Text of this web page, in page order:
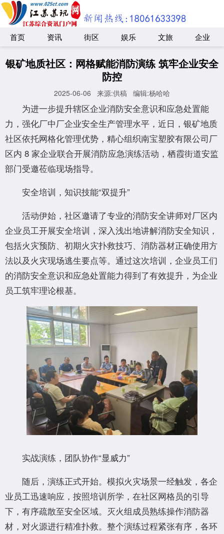
首页 资讯 街区 娱乐 文旅 企业
银矿地质社区：网格赋能消防演练 筑牢企业安全
防控
2025-06-06 来源:供稿 编辑:杨哈哈
为进一步提升辖区企业消防安全意识和应急处置能
力，强化厂中厂企业安全生产管理水平，近日，银矿地质
社区依托网格化管理优势，精心组织南宝塑胶有限公司厂
区内 8 家企业联合开展消防应急演练活动，栖霞街道安监
部门受邀莅临现场指导。
安全培训，知识技能“双提升”
活动伊始，社区邀请了专业的消防安全讲师对厂区内
企业员工开展安全培训，深入浅出地讲解消防安全知识，
包括火灾预防、初期火灾扑救技巧、消防器材正确使用方
法以及火灾现场逃生要点等。通过这次培训，企业员工们
的消防安全意识和应急处置能力得到了有效提升，为企业
员工筑牢理论根基。
实战演练，团队协作“显威力”
随后，演练正式开始。模拟火灾场景一经触发，各企
业员工迅速响应，按照培训所学，在社区网格员的引导
下，有序疏散至安全区域。灭火组成员熟练操作消防器
材，对火源进行精准扑救。整个演练过程紧张有序，各环